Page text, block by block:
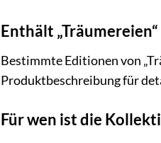
Enthält
Bestimmte Editionen von
Produktbeschreibung für
Für wen ist die